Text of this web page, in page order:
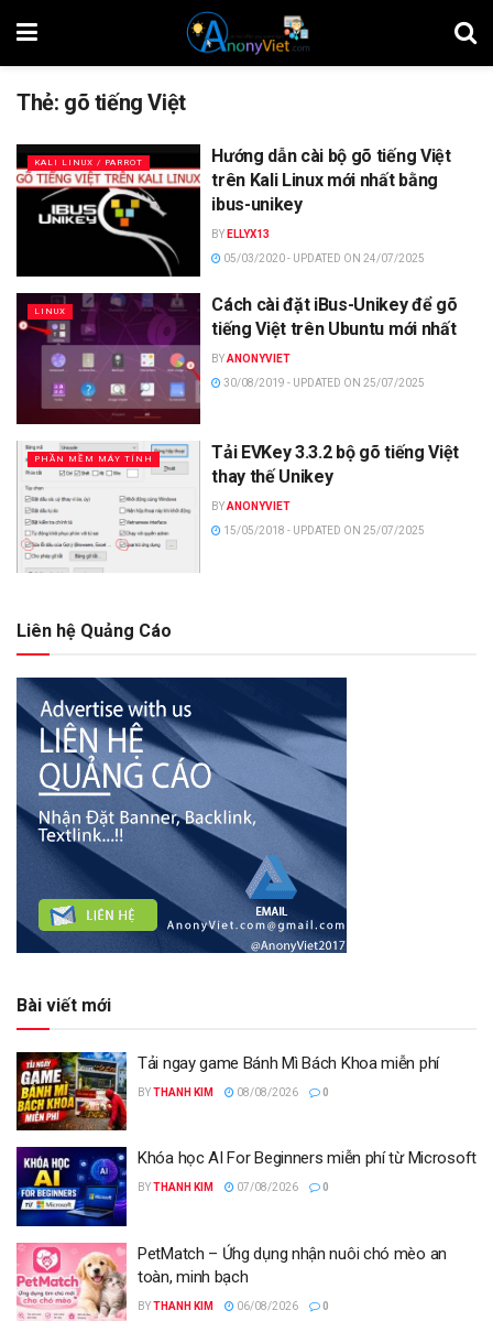
Thẻ: gõ tiếng Việt
KALI LINUX / PARROT
Hướng dẫn cài bộ gõ tiếng Việt
trên Kali Linux mới nhất bằng
ibus-unikey
BY ELLYX13
05/03/2020 - UPDATED ON 24/07/2025
LINUX
Cách cài đặt iBus-Unikey để gõ
tiếng Việt trên Ubuntu mới nhất
BYANONYVIET
30/08/2019 - UPDATED ON 25/07/2025
PHẦN MỀM MÁY TÍNH
Tải EVKey 3.3.2 bộ gõ tiếng Việt
thay thế Unikey
BYANONYVIET
15/05/2018 - UPDATED ON 25/07/2025
Liên hệ Quảng Cáo
Bài viết mới
Tải ngay game Bánh Mì Bách Khoa miễn phí
BYTHANH KIM 08/08/2026 0
Khóa học AI For Beginners miễn phí từ Microsoft
BYTHANH KIM 07/08/2026 0
PetMatch – Ứng dụng nhận nuôi chó mèo an
toàn, minh bạch
BYTHANH KIM 06/08/2026 0